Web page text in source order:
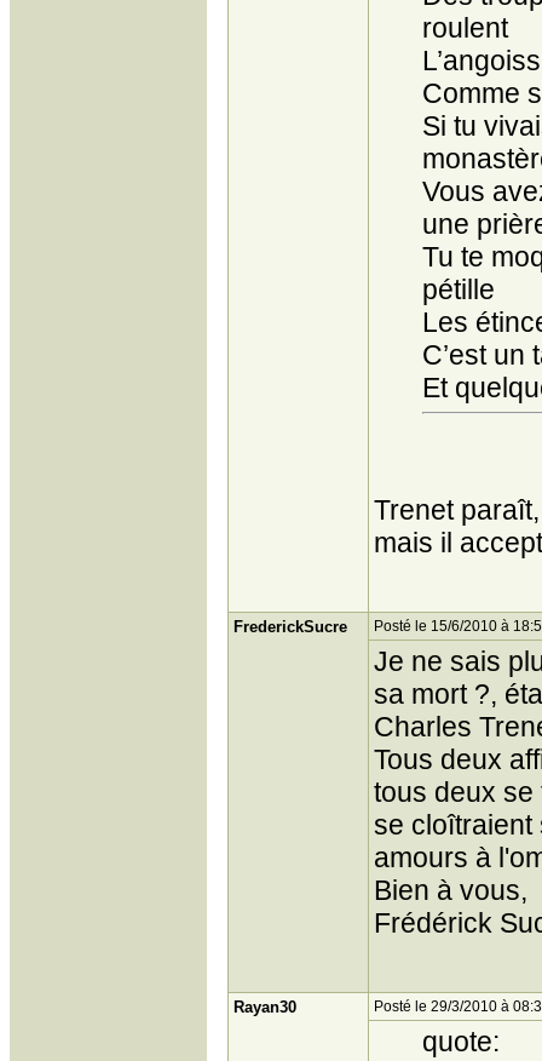
roulent
Comme
Si tu
Vous
une
Tu te
pétille
Les
C’est un
Et
Trenet
mais il
FrederickSucre Posté le 15/6/2010 à
Je ne sais
sa mort ?,
Charles
Tous deux
tous deux
se cloîtraient
amours à
Bien à vous,
Frédérick
Rayan30 Posté le 29/3/2010 à
quote: